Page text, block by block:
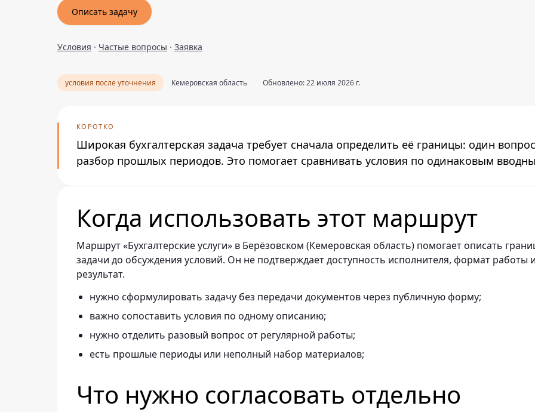
Описать задачу
Условия · Частые вопросы · Заявка
условия после уточнения Кемеровская область Обновлено: 22 июля 2026 г.
КОРОТКО
Широкая бухгалтерская задача требует сначала определить её границы: один
разбор прошлых периодов. Это помогает сравнивать условия по одинаковым
Когда использовать этот маршрут
Маршрут «Бухгалтерские услуги» в Берёзовском (Кемеровская область) помогает описать
задачи до обсуждения условий. Он не подтверждает доступность исполнителя, формат работы
результат.
нужно сформулировать задачу без передачи документов через публичную форму;
важно сопоставить условия по одному описанию;
нужно отделить разовый вопрос от регулярной работы;
есть прошлые периоды или неполный набор материалов;
Что нужно согласовать отдельно